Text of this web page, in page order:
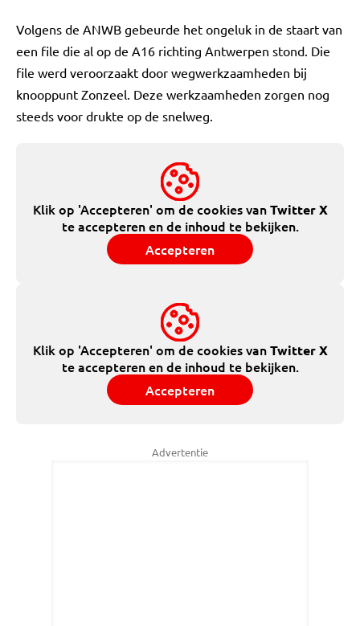
Volgens de ANWB gebeurde het ongeluk in de staart van
een file die al op de A16 richting Antwerpen stond. Die
file werd veroorzaakt door wegwerkzaamheden bij
knooppunt Zonzeel. Deze werkzaamheden zorgen nog
steeds voor drukte op de snelweg.
Klik op 'Accepteren' om de cookies vanTwitter X
te accepteren en de inhoud te bekijken.
Accepteren
Klik op 'Accepteren' om de cookies vanTwitter X
te accepteren en de inhoud te bekijken.
Accepteren
Advertentie